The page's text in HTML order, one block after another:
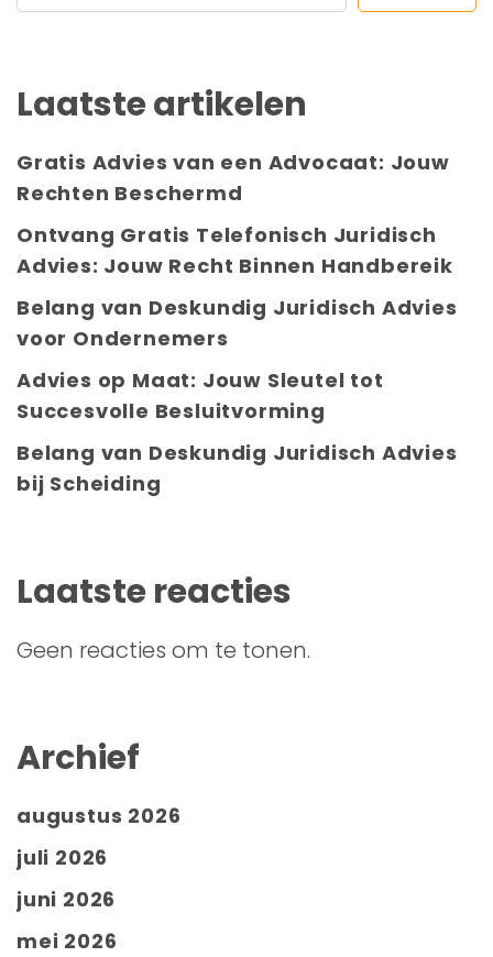
Laatste artikelen
Gratis Advies van een Advocaat: Jouw
Rechten Beschermd
Ontvang Gratis Telefonisch Juridisch
Advies: Jouw Recht Binnen Handbereik
Belang van Deskundig Juridisch Advies
voor Ondernemers
Advies op Maat: Jouw Sleutel tot
Succesvolle Besluitvorming
Belang van Deskundig Juridisch Advies
bij Scheiding
Laatste reacties
Geen reacties om te tonen.
Archief
augustus 2026
juli 2026
juni 2026
mei 2026